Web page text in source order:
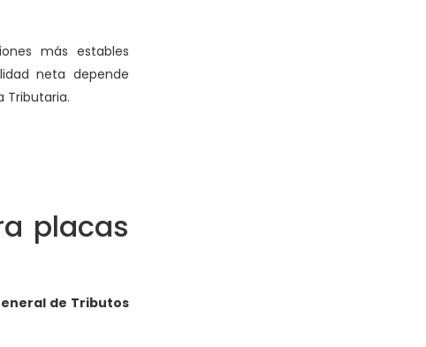
más estables
neta depende
Tributaria.
placas
de Tributos